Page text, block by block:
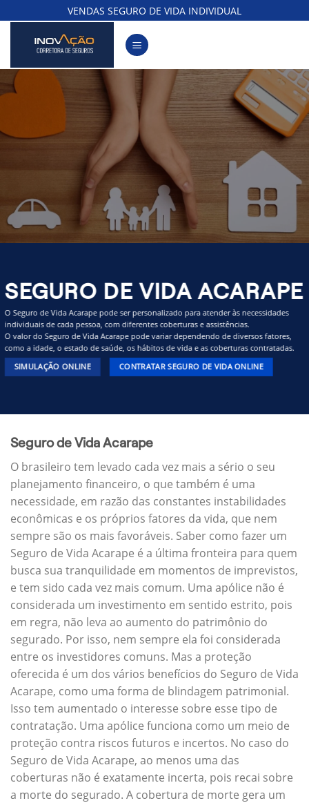
to
content
VENDAS SEGURO DE VIDA INDIVIDUAL
SEGURO DE VIDA ACARAPE
O Seguro de Vida Acarape pode ser personalizado para atender às necessidades
individuais de cada pessoa, com diferentes coberturas e assistências.
O valor do Seguro de Vida Acarape pode variar dependendo de diversos fatores,
como a idade, o estado de saúde, os hábitos de vida e as coberturas contratadas.
SIMULAÇÃO ONLINE CONTRATAR SEGURO DE VIDA ONLINE
Seguro de Vida Acarape
O brasileiro tem levado cada vez mais a sério o seu
planejamento financeiro, o que também é uma
necessidade, em razão das constantes instabilidades
econômicas e os próprios fatores da vida, que nem
sempre são os mais favoráveis. Saber como fazer um
Seguro de Vida Acarape é a última fronteira para quem
busca sua tranquilidade em momentos de imprevistos,
e tem sido cada vez mais comum. Uma apólice não é
considerada um investimento em sentido estrito, pois
em regra, não leva ao aumento do patrimônio do
segurado. Por isso, nem sempre ela foi considerada
entre os investidores comuns. Mas a proteção
oferecida é um dos vários benefícios do Seguro de Vida
Acarape, como uma forma de blindagem patrimonial.
Isso tem aumentado o interesse sobre esse tipo de
contratação. Uma apólice funciona como um meio de
proteção contra riscos futuros e incertos. No caso do
Seguro de Vida Acarape, ao menos uma das
coberturas não é exatamente incerta, pois recai sobre
a morte do segurado. A cobertura de morte gera um